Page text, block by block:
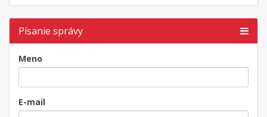
Písanie správy
Meno
E-mail